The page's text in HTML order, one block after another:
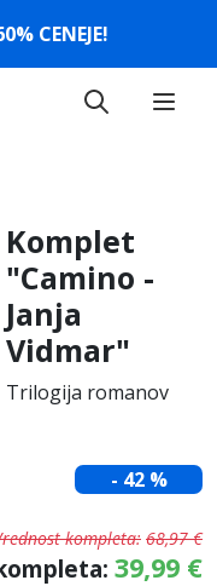
CENEJE!
Komplet
"Camino -
Janja
Vidmar"
Trilogija romanov
- 42%
kompleta: 68,97€
39,99 €